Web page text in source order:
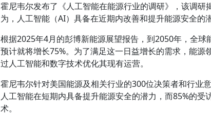
霍尼韦尔发布了《人工智能在能源行业的调研》，该调研
为，人工智能（AI）具备在近期内改善和提升能源安全的潜
根据2025年4月的彭博新能源展望报告，到2050年，全
预计就将增长75%。为了满足这一日益增长的需求，能源
过人工智能和数字技术优化其现有运营。
霍尼韦尔针对美国能源及相关行业的300位决策者和行业
人工智能在短期内具备提升能源安全的潜力，而85%的
术。